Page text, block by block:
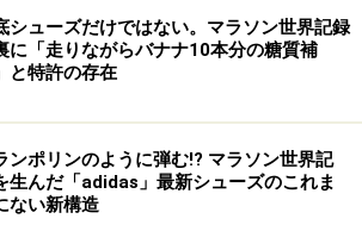
そっくりだという印象を受ける人は
。
告イラストに基づいて制作されたもの
定されたので、作風が共通している
むね認めていると考えられます。
シューズだけではない。マラソン世界記録
に「走りながらバナナ10本分の糖質補
と特許の存在
ンポリンのように弾む!? マラソン世界記
生んだ「adidas」最新シューズのこれま
ない新構造